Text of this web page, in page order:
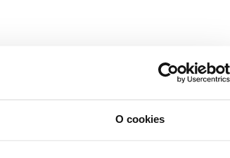
O cookies
64cm) Farba: biela Pozn.: Tovar pridajte do
predávajúci (nie krasoshop.sk) a dohodne s